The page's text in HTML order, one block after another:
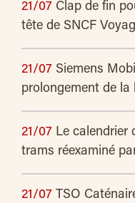
21/07 Clap de fin
tête de SNCF
21/07 Siemens
prolongement de la
21/07 Le calendrier
trams réexaminé
21/07 TSO